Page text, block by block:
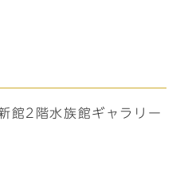
館2階水族館ギャラリー